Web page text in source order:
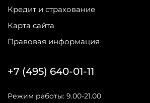
Кредит и страхование
Карта сайта
Правовая информация
+7 (495) 640-01-11
Режим работы: 9.00-21.00